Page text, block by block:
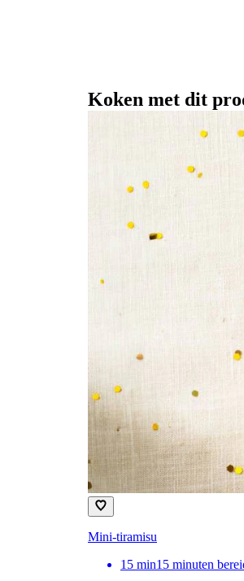
Koken met dit
Mini-tiramisu
15 min15 minuten